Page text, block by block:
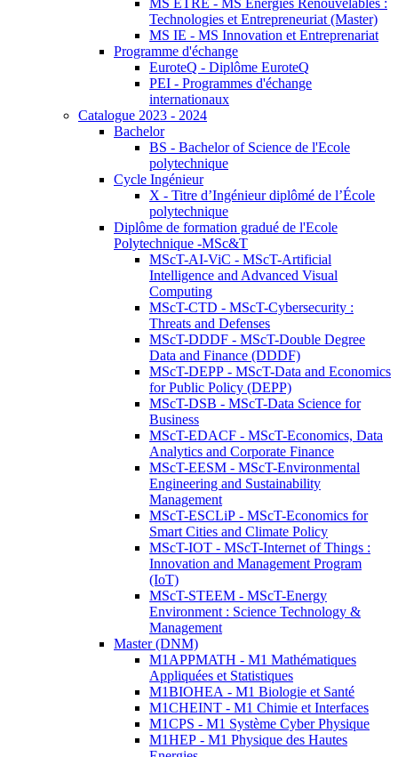
MS ETRE - MS Energies Renouvelables :
Technologies et Entrepreneuriat (Master)
MS IE - MS Innovation et Entreprenariat
Programme d'échange
EuroteQ - Diplôme EuroteQ
PEI - Programmes d'échange
internationaux
Catalogue 2023 - 2024
Bachelor
BS - Bachelor of Science de l'Ecole
polytechnique
Cycle Ingénieur
X - Titre d’Ingénieur diplômé de l’École
polytechnique
Diplôme de formation gradué de l'Ecole
Polytechnique -MSc&T
MScT-AI-ViC - MScT-Artificial
Intelligence and Advanced Visual
Computing
MScT-CTD - MScT-Cybersecurity :
Threats and Defenses
MScT-DDDF - MScT-Double Degree
Data and Finance (DDDF)
MScT-DEPP - MScT-Data and Economics
for Public Policy (DEPP)
MScT-DSB - MScT-Data Science for
Business
MScT-EDACF - MScT-Economics, Data
Analytics and Corporate Finance
MScT-EESM - MScT-Environmental
Engineering and Sustainability
Management
MScT-ESCLiP - MScT-Economics for
Smart Cities and Climate Policy
MScT-IOT - MScT-Internet of Things :
Innovation and Management Program
(IoT)
MScT-STEEM - MScT-Energy
Environment : Science Technology &
Management
Master (DNM)
M1APPMATH - M1 Mathématiques
Appliquées et Statistiques
M1BIOHEA - M1 Biologie et Santé
M1CHEINT - M1 Chimie et Interfaces
M1CPS - M1 Système Cyber Physique
M1HEP - M1 Physique des Hautes